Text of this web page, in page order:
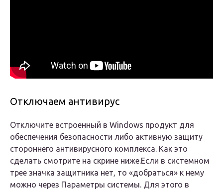
Отключаем антивирус
Отключите встроенный в Windows продукт для
обеспечения безопасности либо активную защиту
стороннего антивирусного комплекса. Как это
сделать смотрите на скрине ниже.Если в системном
трее значка защитника нет, то «добраться» к нему
можно через Параметры системы. Для этого в